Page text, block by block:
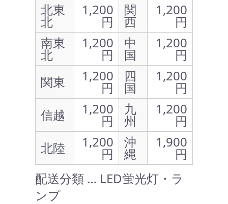
北東
北
1,200
円
関
西
1,200
円
南東
北
1,200
円
中
国
1,200
円
関東
1,200
円
四
国
1,200
円
信越
1,200
円
九
州
1,200
円
北陸
1,200
円
沖
縄
1,900
円
配送分類 … LED蛍光灯・ラ
ンプ